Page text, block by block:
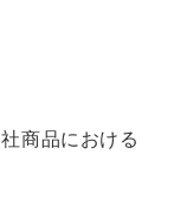
商品における